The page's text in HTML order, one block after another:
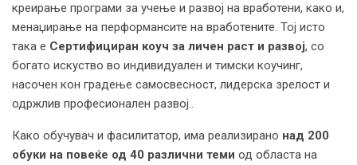
креирање програми за учење и развој на вработени, како и,
менаџирање на перформансите на вработените. Тој исто
така е Сертифициран коуч за личен раст и развој, со
богато искуство во индивидуален и тимски коучинг,
насочен кон градење самосвесност, лидерска зрелост и
одржлив професионален развој..
Како обучувач и фасилитатор, има реализирано над 200
обуки на повеќе од 40 различни теми од областа на